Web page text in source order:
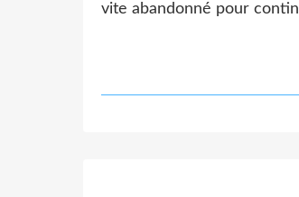
vite abandonné pour